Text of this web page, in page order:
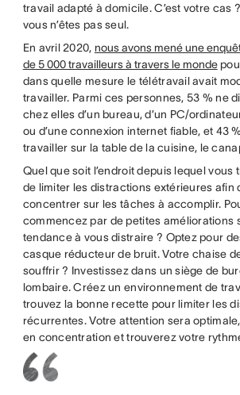
travail adapté à domicile. C’est votre cas
vous n’êtes pas seul.
En avril 2020, nous avons mené une
de 5 000 travailleurs à travers le monde
dans quelle mesure le télétravail avait
travailler. Parmi ces personnes, 53 % ne
chez elles d’un bureau, d’un PC/
ou d’une connexion internet fiable, et 43
travailler sur la table de la cuisine, le
Quel que soit l’endroit depuis lequel vous
de limiter les distractions extérieures afin
concentrer sur les tâches à accomplir.
commencez par de petites améliorations
tendance à vous distraire ? Optez pour
casque réducteur de bruit. Votre chaise
souffrir ? Investissez dans un siège de
lombaire. Créez un environnement de
trouvez la bonne recette pour limiter les
récurrentes. Votre attention sera
en concentration et trouverez votre